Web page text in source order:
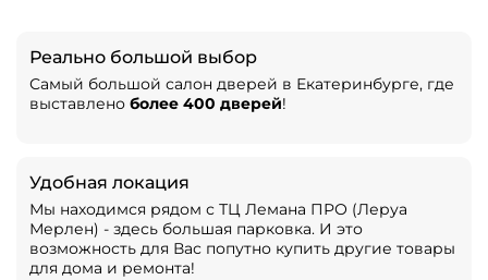
Реально большой выбор
Самый большой салон дверей в Екатеринбурге, где
выставлено более 400 дверей!
Удобная локация
Мы находимся рядом с ТЦ Лемана ПРО (Леруа
Мерлен) - здесь большая парковка. И это
возможность для Вас попутно купить другие товары
для дома и ремонта!